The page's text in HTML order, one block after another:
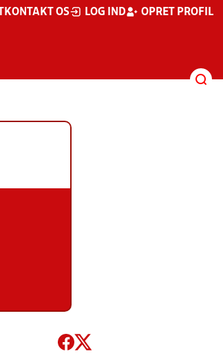
KONTAKT OS LOG IND OPRET PROFIL